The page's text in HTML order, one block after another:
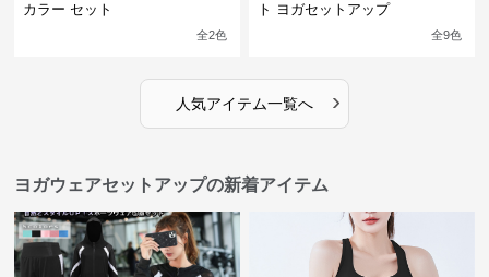
カラー セット
全2色
ト ヨガセットアップ
全9色
人気アイテム一覧へ ›
ヨガウェアセットアップの新着アイテム